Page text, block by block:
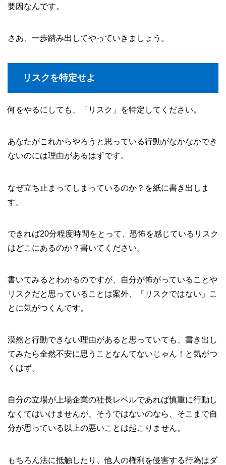
要因なんです。
さあ、一歩踏み出してやっていきましょう。
リスクを特定せよ
何をやるにしても、「リスク」を特定してください。
あなたがこれからやろうと思っている行動がなかなかでき
ないのには理由があるはずです。
なぜ立ち止まってしまっているのか？を紙に書き出しま
す。
できれば20分程度時間をとって、恐怖を感じているリスク
はどこにあるのか？書いてください。
書いてみるとわかるのですが、自分が怖がっていることや
リスクだと思っていることは案外、「リスクではない」こ
とに気がつくんです。
漠然と行動できない理由があると思っていても、書き出し
てみたら全然不安に思うことなんてないじゃん！と気がつ
くはず。
自分の立場が上場企業の社長レベルであれば慎重に行動し
なくてはいけませんが、そうではないのなら、そこまで自
分が思っている以上の悪いことは起こりません。
もちろん法に抵触したり、他人の権利を侵害する行為はダ